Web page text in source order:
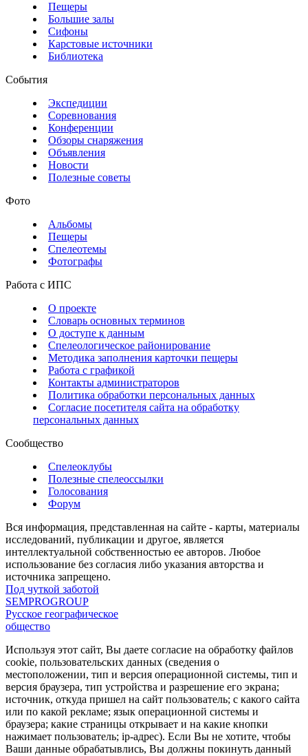
Пещеры
Большие залы
Сифоны
Карстовые источники
Библиотека
События
Экспедиции
Соревнования
Конференции
Обзоры снаряжения
Объявления
Новости
Полезные советы
Фото
Альбомы
Пещеры
Спелеотемы
Фотографы
Работа с ИПС
О проекте
Словарь основных терминов
О доступе к данным
Спелеологическое районирование
Методика заполнения карточки пещеры
Работа с графикой
Контакты администраторов
Политика обработки персональных данных
Согласие посетителя сайта на обработку
персональных данных
Сообщество
Спелеоклубы
Полезные спелеоссылки
Голосования
Форум
Вся информация, представленная на сайте - карты, материалы
исследований, публикации и другое, является
интеллектуальной собственностью ее авторов. Любое
использование без согласия либо указания авторства и
источника запрещено.
Под чуткой заботой
SEMPROGROUP
Русское географическое
общество
Используя этот сайт, Вы даете согласие на обработку файлов
cookie, пользовательских данных (сведения о
местоположении, тип и версия операционной системы, тип и
версия браузера, тип устройства и разрешение его экрана;
источник, откуда пришел на сайт пользователь; с какого сайта
или по какой рекламе; язык операционной системы и
браузера; какие страницы открывает и на какие кнопки
нажимает пользователь; ip-адрес). Если Вы не хотите, чтобы
Ваши данные обрабатывлись, Вы должны покинуть данный